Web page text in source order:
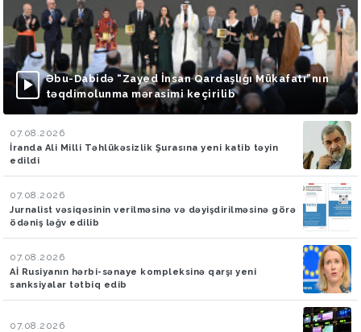
Əbu-Dabidə “Zayed İnsan Qardaşlığı Mükafatı”nın
təqdimolunma mərasimi keçirilib
07.08.2026
İranda Ali Milli Təhlükəsizlik Şurasına yeni katib təyin
edildi
07.08.2026
Jurnalist vəsiqəsinin verilməsinə və dəyişdirilməsinə görə
ödəniş ləğv edilib
07.08.2026
Aİ Rusiyanın hərbi-sənaye kompleksinə qarşı yeni
sanksiyalar tətbiq edib
07.08.2026